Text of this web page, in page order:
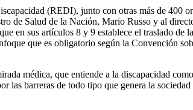
(REDI), junto con otras más de 400
de Salud de la Nación, Mario Russo y al
en sus artículos 8 y 9 establece el traslado
que es obligatorio según la Convención
médica, que entiende a la discapacidad
barreras de todo tipo que genera la